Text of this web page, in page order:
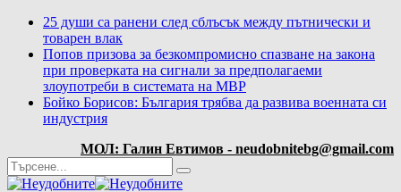
25 души са ранени след сблъсък между пътнически и
товарен влак
Попов призова за безкомпромисно спазване на закона
при проверката на сигнали за предполагаеми
злоупотреби в системата на МВР
Бойко Борисов: България трябва да развива военната си
индустрия
МОЛ: Галин Евтимов - neudobnitebg@gmail.com